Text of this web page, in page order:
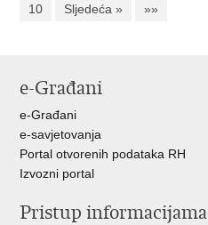
10
Sljedeća » »»
e-Građani
e-Građani
e-savjetovanja
Portal otvorenih podataka RH
Izvozni portal
Pristup informacijama